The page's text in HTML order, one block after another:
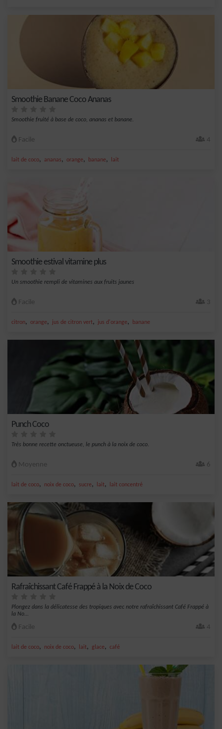
Smoothie Banane Coco Ananas
Smoothie fruité à base de coco, ananas et banane.
Facile 4
lait de coco, ananas, orange, banane, lait
Smoothie estival vitamine plus
Un smoothie rempli de vitamines aux fruits jaunes
Facile 3
citron, orange, jus de citron vert, jus d'orange, banane
Punch Coco
Très bonne recette onctueuse, le punch à la noix de coco.
Moyenne 6
lait de coco, noix de coco, sucre, lait, lait concentré
Rafraîchissant Café Frappé à la Noix de Coco
Plongez dans la délicatesse des tropiques avec notre rafraîchissant Café Frappé à
la No...
Facile 4
lait de coco, noix de coco, lait, glace, café